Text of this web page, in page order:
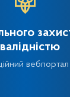
вебпортал